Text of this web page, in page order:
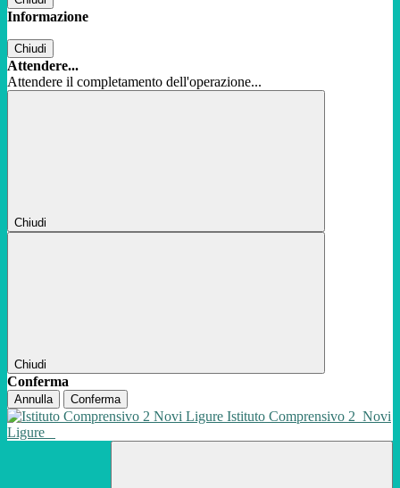
Informazione
Chiudi
Attendere...
Attendere il completamento dell'operazione...
Chiudi
Chiudi
Conferma
Annulla Conferma
Istituto Comprensivo 2 Novi
Ligure